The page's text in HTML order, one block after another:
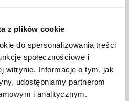
z plików cookie
do spersonalizowania treści
społecznościowe i
witrynie. Informacje o tym, jak
udostępniamy partnerom
i analitycznym.
WYKRESU
wykorzystywany do